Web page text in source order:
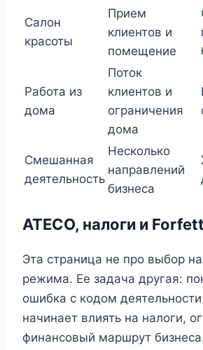
Салон
красоты
Прием
клиентов и
помещение
Работа из
дома
Поток
клиентов и
ограничения
дома
Смешанная
деятельность
Несколько
направлений
бизнеса
ATECO, налоги и
Эта страница не про выбор
режима. Ее задача другая:
ошибка с кодом
начинает влиять на налоги,
финансовый маршрут